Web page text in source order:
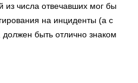
из числа отвечавших мог бы
на инциденты (а с
быть отлично знаком